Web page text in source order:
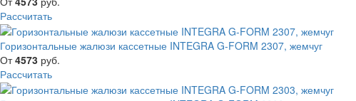
Рассчитать
Горизонтальные жалюзи кассетные INTEGRA G-FORM 2307, жемчуг
От4573 руб.
Рассчитать